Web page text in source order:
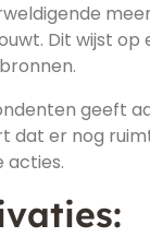
Dit wijst
geeft
dat er nog
acties.